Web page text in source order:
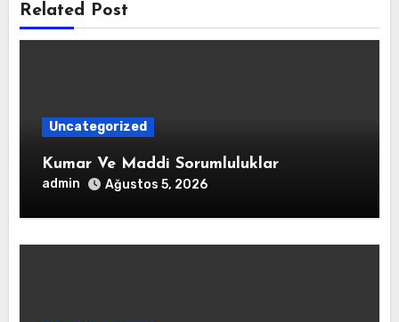
Related Post
Uncategorized
Kumar Ve Maddi Sorumluluklar
admin Ağustos 5, 2026